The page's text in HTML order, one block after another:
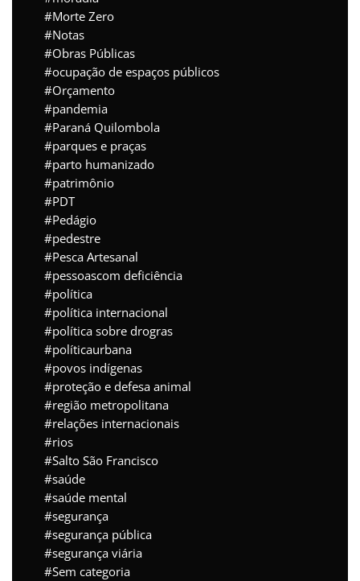
Morte Zero
Notas
Obras Públicas
ocupação de espaços públicos
Orçamento
pandemia
Paraná Quilombola
parques e praças
parto humanizado
patrimônio
PDT
Pedágio
pedestre
Pesca Artesanal
pessoascom deficiência
política
política internacional
política sobre drogras
políticaurbana
povos indígenas
proteção e defesa animal
região metropolitana
relações internacionais
rios
Salto São Francisco
saúde
saúde mental
segurança
segurança pública
segurança viária
Sem categoria